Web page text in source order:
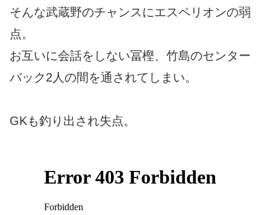
そんな武蔵野のチャンスにエスペリオンの弱
点。
お互いに会話をしない冨樫、竹島のセンター
バック2人の間を通されてしまい。
GKも釣り出され失点。